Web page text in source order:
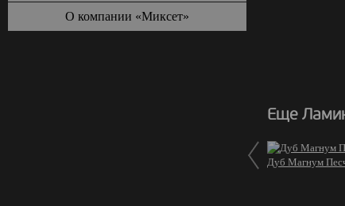
Еще
Дуб Магнум
О компании «Миксет»